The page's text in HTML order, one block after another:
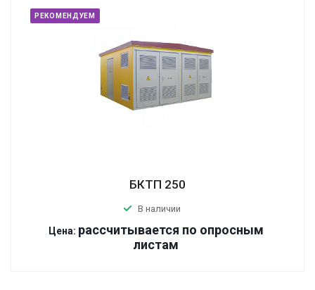
РЕКОМЕНДУЕМ
БКТП 250
В наличии
Цена: рассчитывается по опросным
листам